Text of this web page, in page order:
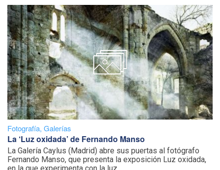
Fotografía, Galerías
La ‘Luz oxidada’ de Fernando Manso
La Galería Caylus (Madrid) abre sus puertas al fotógrafo
Fernando Manso, que presenta la exposición Luz oxidada,